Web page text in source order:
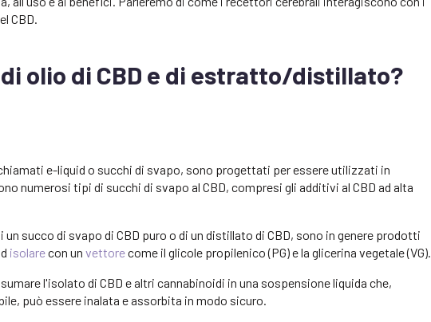
CBD.
olio di CBD e di estratto/distillato?
e-liquid o succhi di svapo, sono progettati per essere utilizzati in
numerosi tipi di succhi di svapo al CBD, compresi gli additivi al CBD ad alta
succo di svapo di CBD puro o di un distillato di CBD, sono in genere prodotti
isolarecon un vettorecome il glicole propilenico (PG) e la glicerina vegetale (VG).
l'isolato di CBD e altri cannabinoidi in una sospensione liquida che,
può essere inalata e assorbita in modo sicuro.